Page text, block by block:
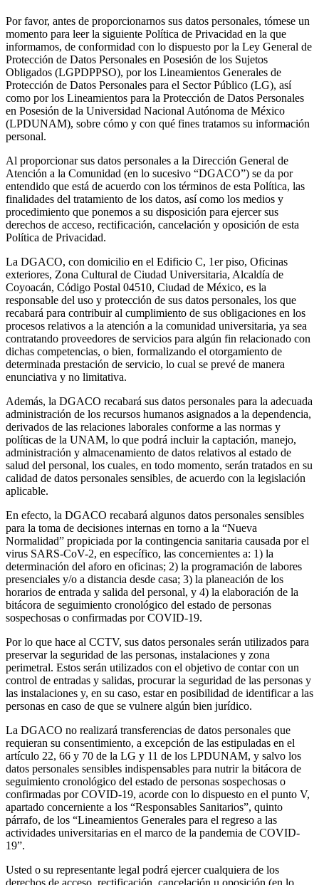
Por favor, antes de proporcionarnos sus datos personales, tómese un
momento para leer la siguiente Política de Privacidad en la que
informamos, de conformidad con lo dispuesto por la Ley General de
Protección de Datos Personales en Posesión de los Sujetos
Obligados (LGPDPPSO), por los Lineamientos Generales de
Protección de Datos Personales para el Sector Público (LG), así
como por los Lineamientos para la Protección de Datos Personales
en Posesión de la Universidad Nacional Autónoma de México
(LPDUNAM), sobre cómo y con qué fines tratamos su información
personal.
Al proporcionar sus datos personales a la Dirección General de
Atención a la Comunidad (en lo sucesivo “DGACO”) se da por
entendido que está de acuerdo con los términos de esta Política, las
finalidades del tratamiento de los datos, así como los medios y
procedimiento que ponemos a su disposición para ejercer sus
derechos de acceso, rectificación, cancelación y oposición de esta
Política de Privacidad.
La DGACO, con domicilio en el Edificio C, 1er piso, Oficinas
exteriores, Zona Cultural de Ciudad Universitaria, Alcaldía de
Coyoacán, Código Postal 04510, Ciudad de México, es la
responsable del uso y protección de sus datos personales, los que
recabará para contribuir al cumplimiento de sus obligaciones en los
procesos relativos a la atención a la comunidad universitaria, ya sea
contratando proveedores de servicios para algún fin relacionado con
dichas competencias, o bien, formalizando el otorgamiento de
determinada prestación de servicio, lo cual se prevé de manera
enunciativa y no limitativa.
Además, la DGACO recabará sus datos personales para la adecuada
administración de los recursos humanos asignados a la dependencia,
derivados de las relaciones laborales conforme a las normas y
políticas de la UNAM, lo que podrá incluir la captación, manejo,
administración y almacenamiento de datos relativos al estado de
salud del personal, los cuales, en todo momento, serán tratados en su
calidad de datos personales sensibles, de acuerdo con la legislación
aplicable.
En efecto, la DGACO recabará algunos datos personales sensibles
para la toma de decisiones internas en torno a la “Nueva
Normalidad” propiciada por la contingencia sanitaria causada por el
virus SARS-CoV-2, en específico, las concernientes a: 1) la
determinación del aforo en oficinas; 2) la programación de labores
presenciales y/o a distancia desde casa; 3) la planeación de los
horarios de entrada y salida del personal, y 4) la elaboración de la
bitácora de seguimiento cronológico del estado de personas
sospechosas o confirmadas por COVID-19.
Por lo que hace al CCTV, sus datos personales serán utilizados para
preservar la seguridad de las personas, instalaciones y zona
perimetral. Estos serán utilizados con el objetivo de contar con un
control de entradas y salidas, procurar la seguridad de las personas y
las instalaciones y, en su caso, estar en posibilidad de identificar a las
personas en caso de que se vulnere algún bien jurídico.
La DGACO no realizará transferencias de datos personales que
requieran su consentimiento, a excepción de las estipuladas en el
artículo 22, 66 y 70 de la LG y 11 de los LPDUNAM, y salvo los
datos personales sensibles indispensables para nutrir la bitácora de
seguimiento cronológico del estado de personas sospechosas o
confirmadas por COVID-19, acorde con lo dispuesto en el punto V,
apartado concerniente a los “Responsables Sanitarios”, quinto
párrafo, de los “Lineamientos Generales para el regreso a las
actividades universitarias en el marco de la pandemia de COVID-
19”.
Usted o su representante legal podrá ejercer cualquiera de los